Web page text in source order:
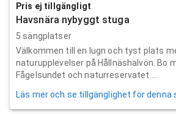
Pris ej tillgängligt
Havsnära nybyggt stuga
5 sängplatser
Välkommen till en lugn och tyst plats
naturupplevelser på Hållnäshalvön. Bo
Fågelsundet och naturreservatet ...
Läs mer och se tillgänglighet för denna